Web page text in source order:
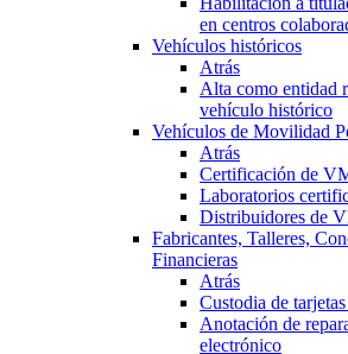
en centros
Vehículos históricos
Atrás
Alta como entidad
vehículo histórico
Vehículos de Movilidad
Atrás
Certificación de
Laboratorios
Distribuidores de
Fabricantes, Talleres,
Financieras
Atrás
Custodia de
Anotación de
electrónico